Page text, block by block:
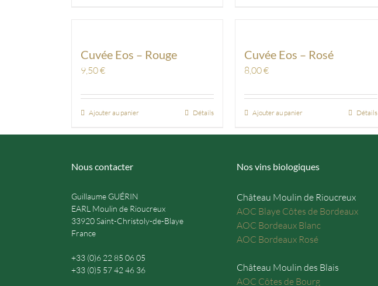
Cuvée Eos – Rouge
9,50€
Ajouter au panier Détails
Cuvée Eos – Rosé
8,00€
Ajouter au panier Détails
Nous contacter
Guillaume GUÉRIN
EARL Moulin de Rioucreux
33920 Saint-Christoly-de-Blaye
France
+33 (0)6 22 85 06 05
+33 (0)5 57 42 46 36
Nos vins biologiques
Château Moulin de Rioucreux
AOC Blaye Côtes de Bordeaux
AOC Bordeaux Blanc
AOC Bordeaux Rosé
Château Moulin des Blais
AOC Côtes de Bourg